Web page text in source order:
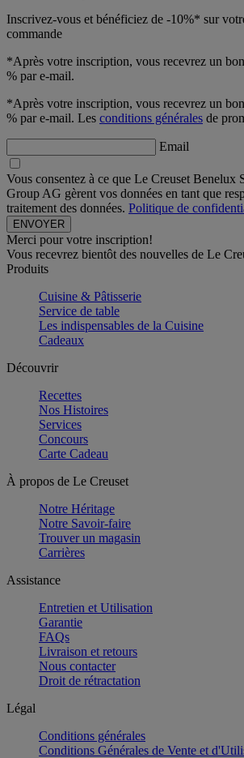
Inscrivez-vous et bénéficiez de -10%* sur
commande
*Après votre inscription, vous recevrez un
% par e-mail.
*Après votre inscription, vous recevrez un
% par e-mail. Les conditions générales de
Email
Vous consentez à ce que Le Creuset Benelux
Group AG gèrent vos données en tant que
traitement des données. Politique de
Merci pour votre inscription!
Vous recevrez bientôt des nouvelles de Le
Produits
Cuisine & Pâtisserie
Service de table
Les indispensables de la Cuisine
Cadeaux
Découvrir
Recettes
Nos Histoires
Services
Concours
Carte Cadeau
À propos de Le Creuset
Notre Héritage
Notre Savoir-faire
Trouver un magasin
Carrières
Assistance
Entretien et Utilisation
Garantie
FAQs
Livraison et retours
Nous contacter
Droit de rétractation
Légal
Conditions générales
Conditions Générales de Vente et